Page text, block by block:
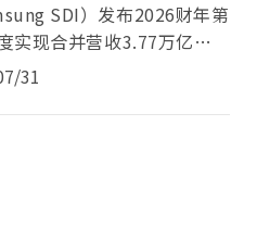
SDI）发布2026财年第
现合并营收3.77万亿韩元
，同比增长18.5%；营业...
31